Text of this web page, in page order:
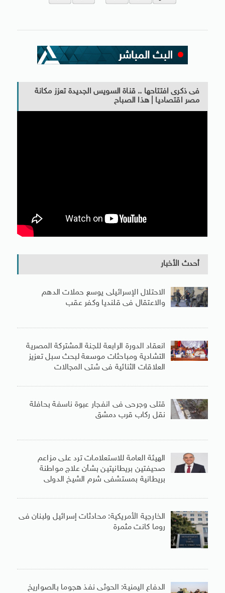
فى ذكرى افتتاحها .. قناة السويس الجديدة تعزز مكانة
مصر اقتصاديا | هذا الصباح
أحدث الأخبار
الاحتلال الإسرائيلى يوسع حملات الدهم
والاعتقال فى قلنديا وكفر عقب
انعقاد الدورة الرابعة للجنة المشتركة المصرية
التشادية ومباحثات موسعة لبحث سبل تعزيز
العلاقات الثنائية فى شتى المجالات
قتلى وجرحى فى انفجار عبوة ناسفة بحافلة
نقل ركاب قرب دمشق
الهيئة العامة للاستعلامات ترد على مزاعم
صحيفتين بريطانيتين بشأن علاج مواطنة
بريطانية بمستشفى شرم الشيخ الدولى
الخارجية الأمريكية: محادثات إسرائيل ولبنان فى
روما كانت مثمرة
الدفاع اليمنية: الحوثى نفذ هجوما بالصواريخ